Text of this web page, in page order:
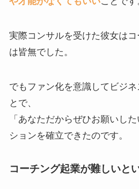
実際コンサルを受けた彼女は
は皆無でした。
でもファン化を意識してビジネ
とで、
「あなただからぜひお願いし
ションを確立できたのです。
コーチング起業が難しいと